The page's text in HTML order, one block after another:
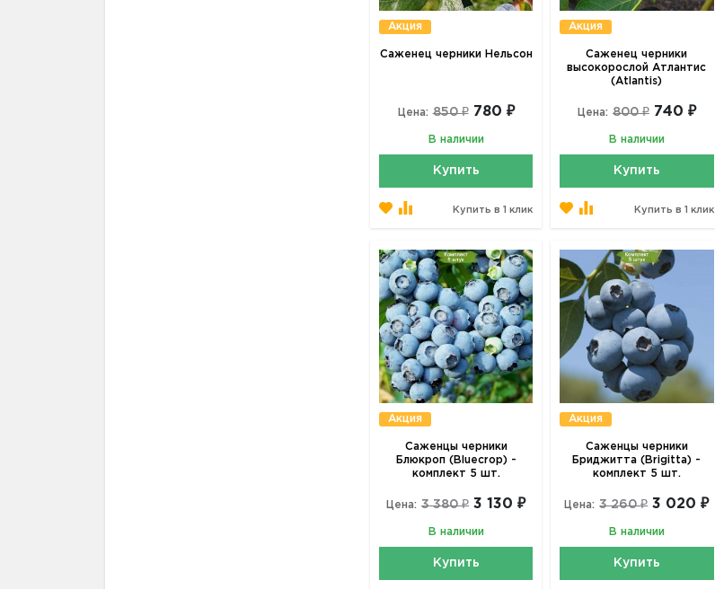
Акция
Саженец черники Нельсон
Цена: 850 ₽ 780 ₽
В наличии
Купить
Купить в 1 клик
Акция
Саженец черники
высокорослой Атлантис
(Atlantis)
Цена: 800 ₽ 740 ₽
В наличии
Купить
Купить в 1 клик
Акция
Саженцы черники
Блюкроп (Bluecrop) -
комплект 5 шт.
Цена: 3 380 ₽ 3 130 ₽
В наличии
Купить
Акция
Саженцы черники
Бриджитта (Brigitta) -
комплект 5 шт.
Цена: 3 260 ₽ 3 020 ₽
В наличии
Купить